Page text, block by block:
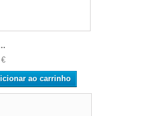
ao carrinho